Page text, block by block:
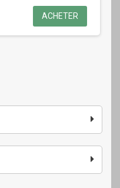
ACHETER